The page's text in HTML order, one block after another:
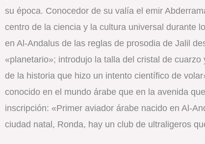
su época. Conocedor de su valía el emir
centro de la ciencia y la cultura universal durante
en Al-Andalus de las reglas de prosodia de Jalil
«planetario»; introdujo la talla del cristal de
de la historia que hizo un intento científico de
conocido en el mundo árabe que en la avenida
inscripción: «Primer aviador árabe nacido en Al-
ciudad natal, Ronda, hay un club de ultraligeros